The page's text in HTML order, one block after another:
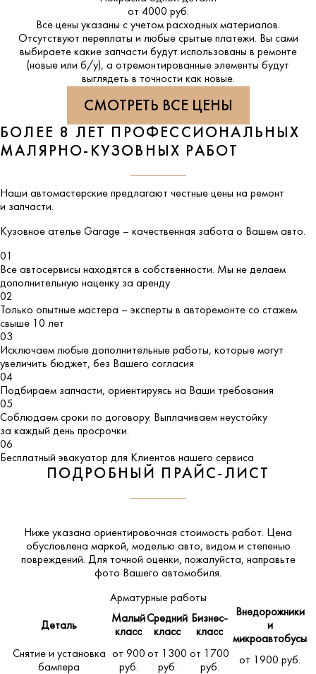
от 4000 руб.
Все цены указаны с учетом расходных материалов.
Отсутствуют переплаты и любые срытые платежи. Вы сами
выбираете какие запчасти будут использованы в ремонте
(новые или б/у), а отремонтированные элементы будут
выглядеть в точности как новые.
СМОТРЕТЬ ВСЕ ЦЕНЫ
БОЛЕЕ 8 ЛЕТ ПРОФЕССИОНАЛЬНЫХ
МАЛЯРНО-КУЗОВНЫХ РАБОТ
Наши автомастерские предлагают честные цены на ремонт
и запчасти.
Кузовное ателье Garage – качественная забота о Вашем авто.
01
Все автосервисы находятся в собственности. Мы не делаем
дополнительную наценку за аренду
02
Только опытные мастера – эксперты в авторемонте со стажем
свыше 10 лет
03
Исключаем любые дополнительные работы, которые могут
увеличить бюджет, без Вашего согласия
04
Подбираем запчасти, ориентируясь на Ваши требования
05
Соблюдаем сроки по договору. Выплачиваем неустойку
за каждый день просрочки.
06
Бесплатный эвакуатор для Клиентов нашего сервиса
ПОДРОБНЫЙ ПРАЙС-ЛИСТ
Ниже указана ориентировочная стоимость работ. Цена
обусловлена маркой, моделью авто, видом и степенью
повреждений. Для точной оценки, пожалуйста, направьте
фото Вашего автомобиля.
Арматурные работы
Деталь
Малый
класс
Средний
класс
Бизнес-
класс
Внедорожники
и
микроавтобусы
Снятие и установка
бампера
от 900
руб.
от 1300
руб.
от 1700
руб.
от 1900 руб.